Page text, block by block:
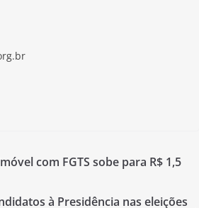
com FGTS sobe para R$ 1,5
à Presidência nas eleições